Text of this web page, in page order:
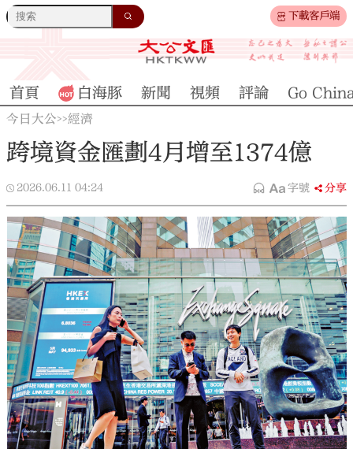
下載客戶端
首頁 白海豚 新聞 視頻 評論 Go
今日大公>>經濟
跨境資金匯劃4月增至1374億
2026.06.11 04:24 字號 分享